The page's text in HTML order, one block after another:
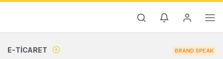
E-TICARET BRAND SPEAK